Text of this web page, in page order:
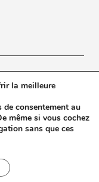
la meilleure
consentement au
même si vous cochez
sans que ces